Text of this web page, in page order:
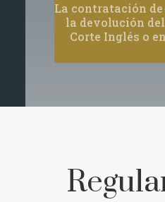
La contratación
la devolución del
Corte Inglés o